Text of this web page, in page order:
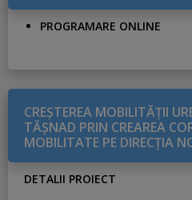
PROGRAMARE ONLINE
CREŞTEREA MOBILITĂŢII
TĂŞNAD PRIN CREAREA
MOBILITATE PE DIRECŢIA
DETALII PROIECT